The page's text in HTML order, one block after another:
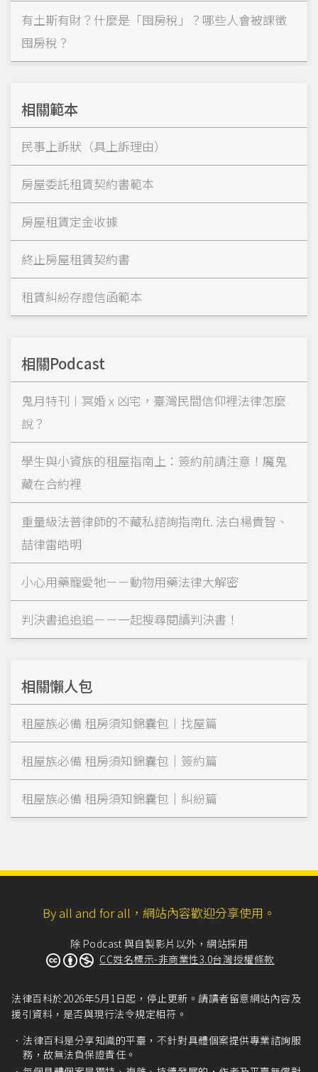
有土斯有財？什麼是「囤房稅」？哪些人會被課徵
囤房稅？
相關範本
民事上訴狀（具上訴理由）
房屋委託租賃契約書範本
房屋租賃定金收據
終止房屋租賃契約書
租賃糾紛存證信函範本
相關Podcast
鬼月特刊︱冥婚 x 凶宅，臺灣民間信仰裡法律怎麼
說？
學生與小資族的租屋指南上：簽約前請注意！魔鬼
藏在合約裡
重量級法普律師的不藏私諮詢指南ft. 法白楊貴智、
喆律雷皓明
小心用藥寵愛牠－－動物用藥法律大解密
判決書追追追－－一起搜尋閱讀判決書！
相關懶人包
租屋族必備 租房須知錦囊包︱找屋篇
租屋族必備 租房須知錦囊包｜簽約篇
租屋族必備 租房須知錦囊包｜糾紛篇
By all and for all，網站內容歡迎分享使用。
除 Podcast 與自製影片以外，網站採用
CC姓名標示-非商業性3.0台灣授權條款
法律百科於2026年5月1日起，停止更新。請讀者留意網站內容及
援引資料，是否與現行法令規定相符。
法律百科是分享知識的平臺，不針對具體個案提供專業諮詢服
務，故無法負保證責任。